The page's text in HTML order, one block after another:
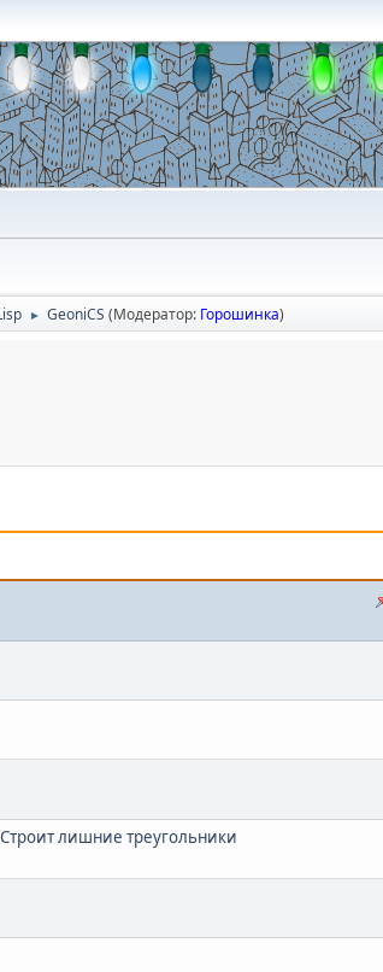
► GeoniCS (Модератор: Горошинка)
лишние треугольники